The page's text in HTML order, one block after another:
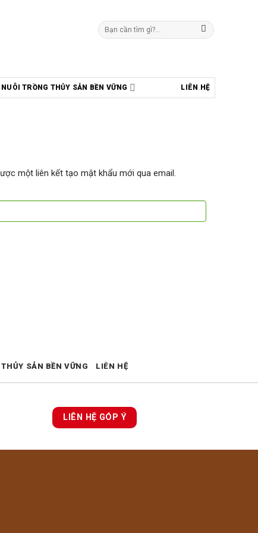
Tìm
kiếm:
NUÔI TRỒNG THỦY SẢN BỀN VỮNG LIÊN HỆ
một liên kết tạo mật khẩu mới qua email.
LIÊN HỆ GÓP Ý
SẢN BỀN VỮNG LIÊN HỆ